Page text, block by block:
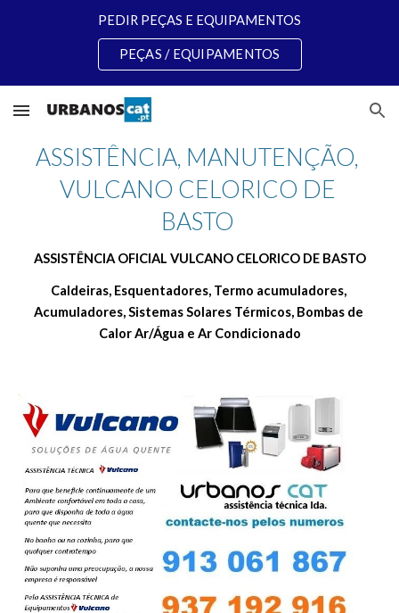
PEDIR PEÇAS E EQUIPAMENTOS
PEÇAS / EQUIPAMENTOS
ASSISTÊNCIA, MANUTENÇÃO,
VULCANO CELORICO DE
BASTO
ASSISTÊNCIA OFICIAL VULCANO CELORICO DE BASTO
Caldeiras, Esquentadores, Termo acumuladores,
Acumuladores, Sistemas Solares Térmicos, Bombas de
Calor Ar/Água e Ar Condicionado